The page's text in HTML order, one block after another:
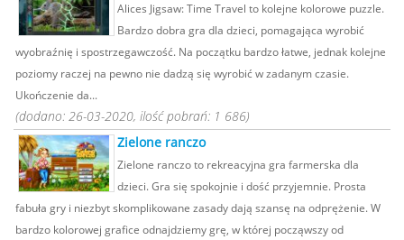
Alices Jigsaw: Time Travel to kolejne kolorowe puzzle.
Bardzo dobra gra dla dzieci, pomagająca wyrobić
wyobraźnię i spostrzegawczość. Na początku bardzo łatwe, jednak kolejne
poziomy raczej na pewno nie dadzą się wyrobić w zadanym czasie.
Ukończenie da...
(dodano: 26-03-2020, ilość pobrań: 1 686)
Zielone ranczo
Zielone ranczo to rekreacyjna gra farmerska dla
dzieci. Gra się spokojnie i dość przyjemnie. Prosta
fabuła gry i niezbyt skomplikowane zasady dają szansę na odprężenie. W
bardzo kolorowej grafice odnajdziemy grę, w której począwszy od